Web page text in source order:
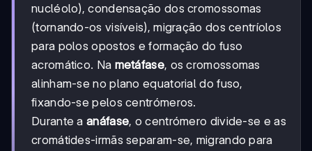
nucléolo), condensação dos cromossomas
(tornando-os visíveis), migração dos centríolos
para polos opostos e formação do fuso
acromático. Na metáfase, os cromossomas
alinham-se no plano equatorial do fuso,
fixando-se pelos centrómeros.
Durante a anáfase, o centrómero divide-se e as
cromátides-irmãs separam-se, migrando para